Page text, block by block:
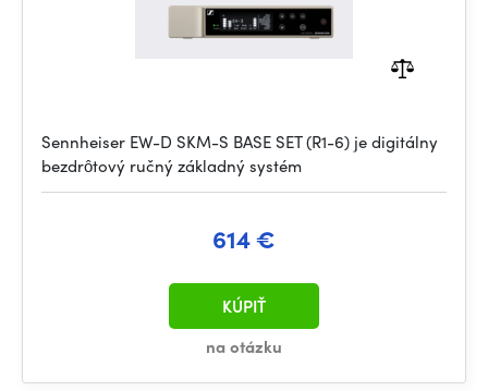
Sennheiser EW-D SKM-S BASE SET (R1-6) je digitálny
bezdrôtový ručný základný systém
614 €
na otázku
KÚPIŤ